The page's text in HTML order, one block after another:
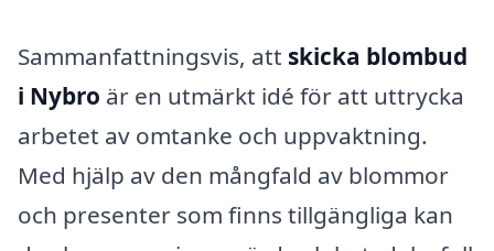
Sammanfattningsvis, att skicka blombud
i Nybro är en utmärkt idé för att uttrycka
arbetet av omtanke och uppvaktning.
Med hjälp av den mångfald av blommor
och presenter som finns tillgängliga kan